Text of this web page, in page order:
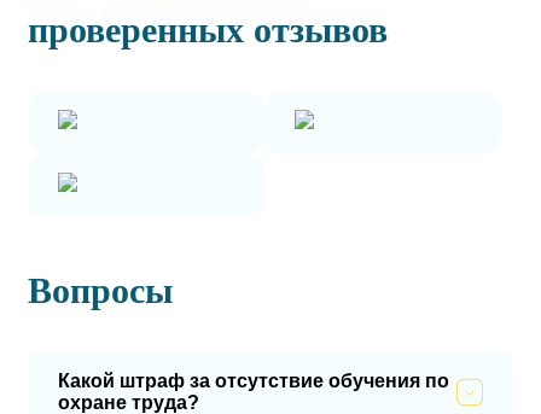
проверенных отзывов
Вопросы
Какой штраф за отсутствие обучения по
охране труда?